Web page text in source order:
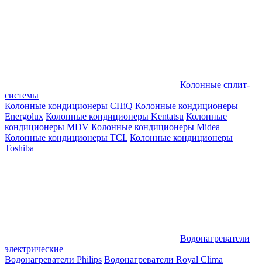
Колонные сплит-
системы
Колонные кондиционеры CHiQ Колонные кондиционеры
Energolux Колонные кондиционеры Kentatsu Колонные
кондиционеры MDV Колонные кондиционеры Midea
Колонные кондиционеры TCL Колонные кондиционеры
Toshiba
Водонагреватели
электрические
Водонагреватели Philips Водонагреватели Royal Clima